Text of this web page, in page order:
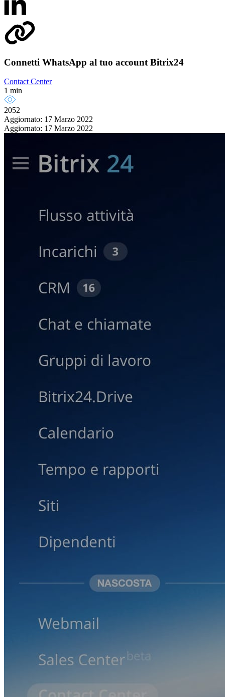
Connetti WhatsApp al tuo account Bitrix24
Contact Center
1 min
2052
Aggiornato: 17 Marzo 2022
Aggiornato: 17 Marzo 2022